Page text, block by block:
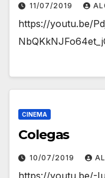
11/07/2019
https://youtu.be/
CINEMA
Colegas
10/07/2019